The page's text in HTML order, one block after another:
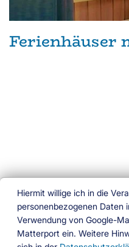
Hiermit willige ich in die
personenbezogenen Daten
Verwendung von Google-
Matterport ein. Weitere
Ferienhäuser
Ferien am Wasser